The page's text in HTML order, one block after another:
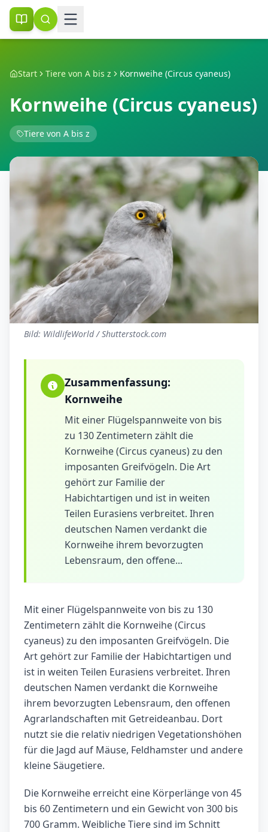
Start Tiere von A bis z Kornweihe (Circus cyaneus)
Kornweihe (Circus cyaneus)
Tiere von A bis z
Bild: WildlifeWorld / Shutterstock.com
Zusammenfassung:
Kornweihe
Mit einer Flügelspannweite von bis
zu 130 Zentimetern zählt die
Kornweihe (Circus cyaneus) zu den
imposanten Greifvögeln. Die Art
gehört zur Familie der
Habichtartigen und ist in weiten
Teilen Eurasiens verbreitet. Ihren
deutschen Namen verdankt die
Kornweihe ihrem bevorzugten
Lebensraum, den offene...
Mit einer Flügelspannweite von bis zu 130
Zentimetern zählt die Kornweihe (Circus
cyaneus) zu den imposanten Greifvögeln. Die
Art gehört zur Familie der Habichtartigen und
ist in weiten Teilen Eurasiens verbreitet. Ihren
deutschen Namen verdankt die Kornweihe
ihrem bevorzugten Lebensraum, den offenen
Agrarlandschaften mit Getreideanbau. Dort
nutzt sie die relativ niedrigen Vegetationshöhen
für die Jagd auf Mäuse, Feldhamster und andere
kleine Säugetiere.
Die Kornweihe erreicht eine Körperlänge von 45
bis 60 Zentimetern und ein Gewicht von 300 bis
700 Gramm. Weibliche Tiere sind im Schnitt